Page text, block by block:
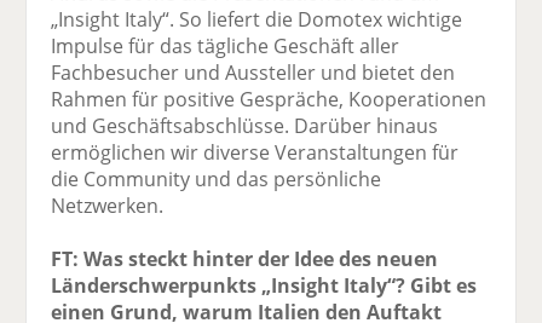
„Insight Italy“. So liefert die Domotex wichtige
Impulse für das tägliche Geschäft aller
Fachbesucher und Aussteller und bietet den
Rahmen für positive Gespräche, Kooperationen
und Geschäftsabschlüsse. Darüber hinaus
ermöglichen wir diverse Veranstaltungen für
die Community und das persönliche
Netzwerken.
FT: Was steckt hinter der Idee des neuen
Länderschwerpunkts „Insight Italy“? Gibt es
einen Grund, warum Italien den Auftakt